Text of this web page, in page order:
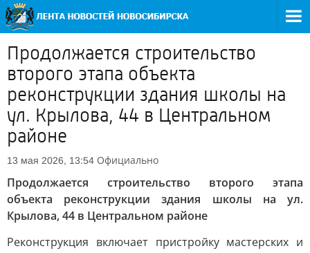
Продолжается строительство
второго этапа объекта
реконструкции здания школы на
ул. Крылова, 44 в Центральном
районе
13 мая 2026, 13:54 Официально
Продолжается строительство второго этапа
объекта реконструкции здания школы на ул.
Крылова, 44 в Центральном районе
Реконструкция включает пристройку мастерских и